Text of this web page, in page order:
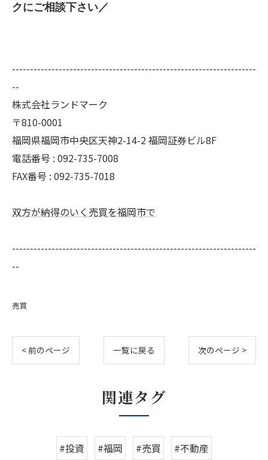
クにご相談下さい／
--------------------------------------------------------------------
--
株式会社ランドマーク
〒810-0001
福岡県福岡市中央区天神2-14-2 福岡証券ビル8F
電話番号 : 092-735-7008
FAX番号 : 092-735-7018
双方が納得のいく売買を福岡市で
--------------------------------------------------------------------
--
売買
< 前のページ 一覧に戻る 次のページ >
関連タグ
#投資 #福岡 #売買 #不動産